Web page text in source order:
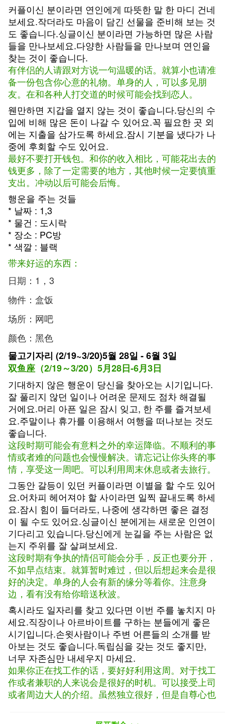
커플이신 분이라면 연인에게 따뜻한 말 한 마디 건네
보세요.작더라도 마음이 담긴 선물을 준비해 보는 것
도 좋습니다.싱글이신 분이라면 가능하면 많은 사람
들을 만나보세요.다양한 사람들을 만나보며 연인을
찾는 것이 좋습니다.
有伴侣的人请跟对方说一句温暖的话。就算小也请准
备一份包含你心意的礼物。单身的人，可以多见朋
友。在和各种人打交道的时候可能会找到恋人。
웬만하면 지갑을 열지 않는 것이 좋습니다.당신의 수
입에 비해 많은 돈이 나갈 수 있어요.꼭 필요한 곳 외
에는 지출을 삼가도록 하세요.잠시 기분을 냈다가 나
중에 후회할 수도 있어요.
最好不要打开钱包。和你的收入相比，可能花出去的
钱更多，除了一定需要的地方，其他时候一定要慎重
支出。冲动以后可能会后悔。
행운을 주는 것들
* 날짜 : 1,3
* 물건 : 도시락
* 장소 : PC방
* 색깔 : 블랙
带来好运的东西：
日期：1，3
物件：盒饭
场所：网吧
颜色：黑色
물고기자리 (2/19~3/20)5월 28일 - 6월 3일
双鱼座（2/19～3/20）5月28日-6月3日
기대하지 않은 행운이 당신을 찾아오는 시기입니다.
잘 풀리지 않던 일이나 어려운 문제도 점차 해결될
거에요.머리 아픈 일은 잠시 잊고, 한 주를 즐겨보세
요.주말이나 휴가를 이용해서 여행을 떠나보는 것도
좋습니다.
这段时期可能会有意料之外的幸运降临。不顺利的事
情或者难的问题也会慢慢解决。请忘记让你头疼的事
情，享受这一周吧。可以利用周末休息或者去旅行。
그동안 갈등이 있던 커플이라면 이별을 할 수도 있어
요.어차피 헤어져야 할 사이라면 일찍 끝내도록 하세
요.잠시 힘이 들더라도, 나중에 생각하면 좋은 결정
이 될 수도 있어요.싱글이신 분에게는 새로운 인연이
기다리고 있습니다.당신에게 눈길을 주는 사람은 없
는지 주위를 잘 살펴보세요.
这段时期有争执的情侣可能会分手，反正也要分开，
不如早点结束。就算暂时难过，但以后想起来会是很
好的决定。单身的人会有新的缘分等着你。注意身
边，看有没有给你暗送秋波。
혹시라도 일자리를 찾고 있다면 이번 주를 놓치지 마
세요.직장이나 아르바이트를 구하는 분들에게 좋은
시기입니다.손윗사람이나 주변 어른들의 소개를 받
아보는 것도 좋습니다.독립심을 갖는 것도 좋지만,
너무 자존심만 내세우지 마세요.
如果你正在找工作的话，要好好利用这周。对于找工
作或者兼职的人来说会是很好的时机。可以接受上司
或者周边大人的介绍。虽然独立很好，但是自尊心也